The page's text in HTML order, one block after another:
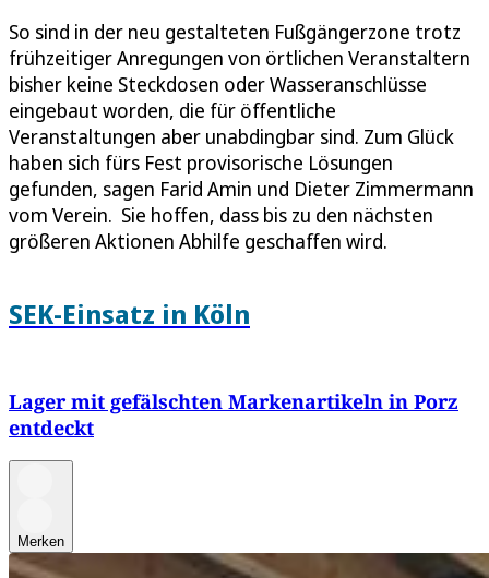
So sind in der neu gestalteten Fußgängerzone trotz
frühzeitiger Anregungen von örtlichen Veranstaltern
bisher keine Steckdosen oder Wasseranschlüsse
eingebaut worden, die für öffentliche
Veranstaltungen aber unabdingbar sind. Zum Glück
haben sich fürs Fest provisorische Lösungen
gefunden, sagen Farid Amin und Dieter Zimmermann
vom Verein. Sie hoffen, dass bis zu den nächsten
größeren Aktionen Abhilfe geschaffen wird.
SEK-Einsatz in Köln
Lager mit gefälschten Markenartikeln in Porz
entdeckt
Merken